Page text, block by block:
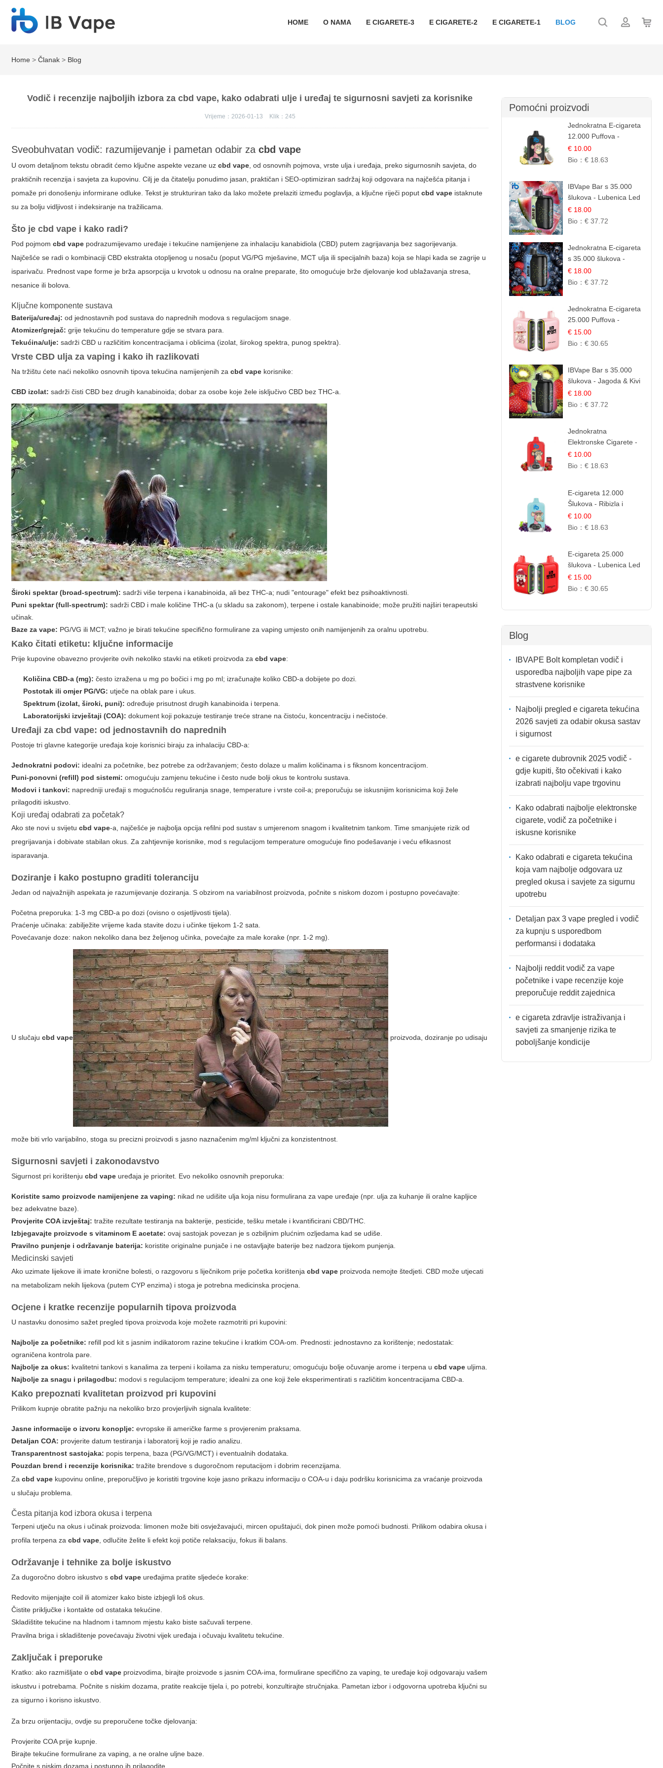
HOME O NAMA E CIGARETE-3 E CIGARETE-2 E CIGARETE-1 BLOG
Home >Članak > Blog
Vodič i recenzije najboljih izbora za cbd vape, kako odabrati ulje i uređaj te sigurnosni savjeti za korisnike
Vrijeme：2026-01-13 Klik： 245
Sveobuhvatan vodič: razumijevanje i pametan odabir zacbd vape
U ovom detaljnom tekstu obradit ćemo ključne aspekte vezane uzcbd vape , od osnovnih pojmova, vrste ulja i uređaja, preko sigurnosnih savjeta, do
praktičnih recenzija i savjeta za kupovinu. Cilj je da čitatelju ponudimo jasan, praktičan i SEO-optimiziran sadržaj koji odgovara na najčešća pitanja i
pomaže pri donošenju informirane odluke. Tekst je strukturiran tako da lako možete prelaziti između poglavlja, a ključne riječi poputcbd vape istaknute
su za bolju vidljivost i indeksiranje na tražilicama.
Što jecbd vape i kako radi?
Pod pojmomcbd vape podrazumijevamo uređaje i tekućine namijenjene za inhalaciju kanabidiola (CBD) putem zagrijavanja bez sagorijevanja.
Najčešće se radi o kombinaciji CBD ekstrakta otopljenog u nosaču (poput VG/PG mješavine, MCT ulja ili specijalnih baza) koja se hlapi kada se zagrije u
isparivaču. Prednostvape forme je brža apsorpcija u krvotok u odnosu na oralne preparate, što omogućuje brže djelovanje kod ublažavanja stresa,
nesanice ili bolova.
Ključne komponente sustava
Baterija/uređaj: od jednostavnih pod sustava do naprednih modova s regulacijom snage.
Atomizer/grejač: grije tekućinu do temperature gdje se stvara para.
Tekućina/ulje: sadrži CBD u različitim koncentracijama i oblicima (izolat, širokog spektra, punog spektra).
Vrste CBD ulja za vaping i kako ih razlikovati
Na tržištu ćete naći nekoliko osnovnih tipova tekućina namijenjenih zacbd vape korisnike:
CBD izolat: sadrži čisti CBD bez drugih kanabinoida; dobar za osobe koje žele isključivo CBD bez THC-a.
Široki spektar (broad-spectrum): sadrži više terpena i kanabinoida, ali bez THC-a; nudi "entourage" efekt bez psihoaktivnosti.
Puni spektar (full-spectrum): sadrži CBD i male količine THC-a (u skladu sa zakonom), terpene i ostale kanabinoide; može pružiti najširi terapeutski
učinak.
Baze za vape: PG/VG ili MCT; važno je birati tekućine specifično formulirane za vaping umjesto onih namijenjenih za oralnu upotrebu.
Kako čitati etiketu: ključne informacije
Prije kupovine obavezno provjerite ovih nekoliko stavki na etiketi proizvoda zacbd vape:
Količina CBD-a (mg): često izražena u mg po bočici i mg po ml; izračunajte koliko CBD-a dobijete po dozi.
Postotak ili omjer PG/VG: utječe na oblak pare i ukus.
Spektrum (izolat, široki, puni): određuje prisutnost drugih kanabinoida i terpena.
Laboratorijski izvještaji (COA): dokument koji pokazuje testiranje treće strane na čistoću, koncentraciju i nečistoće.
Uređaji zacbd vape: od jednostavnih do naprednih
Postoje tri glavne kategorije uređaja koje korisnici biraju za inhalaciju CBD-a:
Jednokratni podovi: idealni za početnike, bez potrebe za održavanjem; često dolaze u malim količinama i s fiksnom koncentracijom.
Puni-ponovni (refill) pod sistemi: omogućuju zamjenu tekućine i često nude bolji okus te kontrolu sustava.
Modovi i tankovi: napredniji uređaji s mogućnošću reguliranja snage, temperature i vrste coil-a; preporučuju se iskusnijim korisnicima koji žele
prilagoditi iskustvo.
Koji uređaj odabrati za početak?
Ako ste novi u svijetucbd vape-a, najčešće je najbolja opcija refilni pod sustav s umjerenom snagom i kvalitetnim tankom. Time smanjujete rizik od
pregrijavanja i dobivate stabilan okus. Za zahtjevnije korisnike, mod s regulacijom temperature omogućuje fino podešavanje i veću efikasnost
isparavanja.
Doziranje i kako postupno graditi toleranciju
Jedan od najvažnijih aspekata je razumijevanje doziranja. S obzirom na variabilnost proizvoda, počnite s niskom dozom i postupno povećavajte:
Početna preporuka: 1-3 mg CBD-a po dozi (ovisno o osjetljivosti tijela).
Praćenje učinaka: zabilježite vrijeme kada stavite dozu i učinke tijekom 1-2 sata.
Povećavanje doze: nakon nekoliko dana bez željenog učinka, povećajte za male korake (npr. 1-2 mg).
U slučajucbd vape proizvoda, doziranje po udisaju
može biti vrlo varijabilno, stoga su precizni proizvodi s jasno naznačenim mg/ml ključni za konzistentnost.
Sigurnosni savjeti i zakonodavstvo
Sigurnost pri korištenjucbd vape uređaja je prioritet. Evo nekoliko osnovnih preporuka:
Koristite samo proizvode namijenjene za vaping: nikad ne udišite ulja koja nisu formulirana za vape uređaje (npr. ulja za kuhanje ili oralne kapljice
bez adekvatne baze).
Provjerite COA izvještaj: tražite rezultate testiranja na bakterije, pesticide, tešku metale i kvantificirani CBD/THC.
Izbjegavajte proizvode s vitaminom E acetate: ovaj sastojak povezan je s ozbiljnim plućnim ozljedama kad se udiše.
Pravilno punjenje i održavanje baterija: koristite originalne punjače i ne ostavljajte baterije bez nadzora tijekom punjenja.
Medicinski savjeti
Ako uzimate lijekove ili imate kronične bolesti, o razgovoru s liječnikom prije početka korištenjacbd vape proizvoda nemojte štedjeti. CBD može utjecati
na metabolizam nekih lijekova (putem CYP enzima) i stoga je potrebna medicinska procjena.
Ocjene i kratke recenzije popularnih tipova proizvoda
U nastavku donosimo sažet pregled tipova proizvoda koje možete razmotriti pri kupovini:
Najbolje za početnike: refill pod kit s jasnim indikatorom razine tekućine i kratkim COA-om. Prednosti: jednostavno za korištenje; nedostatak:
ograničena kontrola pare.
Najbolje za okus: kvalitetni tankovi s kanalima za terpeni i koilama za nisku temperaturu; omogućuju bolje očuvanje arome i terpena ucbd vape uljima.
Najbolje za snagu i prilagodbu: modovi s regulacijom temperature; idealni za one koji žele eksperimentirati s različitim koncentracijama CBD-a.
Kako prepoznati kvalitetan proizvod pri kupovini
Prilikom kupnje obratite pažnju na nekoliko brzo provjerljivih signala kvalitete:
Jasne informacije o izvoru konoplje: evropske ili američke farme s provjerenim praksama.
Detaljan COA: provjerite datum testiranja i laboratorij koji je radio analizu.
Transparentnost sastojaka: popis terpena, baza (PG/VG/MCT) i eventualnih dodataka.
Pouzdan brend i recenzije korisnika: tražite brendove s dugoročnom reputacijom i dobrim recenzijama.
Zacbd vape kupovinu online, preporučljivo je koristiti trgovine koje jasno prikazu informaciju o COA-u i daju podršku korisnicima za vraćanje proizvoda
u slučaju problema.
Česta pitanja kod izbora okusa i terpena
Terpeni utječu na okus i učinak proizvoda: limonen može biti osvježavajući, mircen opuštajući, dok pinen može pomoći budnosti. Prilikom odabira okusa i
profila terpena zacbd vape , odlučite želite li efekt koji potiče relaksaciju, fokus ili balans.
Održavanje i tehnike za bolje iskustvo
Za dugoročno dobro iskustvo scbd vape uređajima pratite sljedeće korake:
Redovito mijenjajte coil ili atomizer kako biste izbjegli loš okus.
Čistite priključke i kontakte od ostataka tekućine.
Skladištite tekućine na hladnom i tamnom mjestu kako biste sačuvali terpene.
Pravilna briga i skladištenje povećavaju životni vijek uređaja i očuvaju kvalitetu tekućine.
Zaključak i preporuke
Kratko: ako razmišljate ocbd vape proizvodima, birajte proizvode s jasnim COA-ima, formulirane specifično za vaping, te uređaje koji odgovaraju vašem
iskustvu i potrebama. Počnite s niskim dozama, pratite reakcije tijela i, po potrebi, konzultirajte stručnjaka. Pametan izbor i odgovorna upotreba ključni su
za sigurno i korisno iskustvo.
Za brzu orijentaciju, ovdje su preporučene točke djelovanja:
Provjerite COA prije kupnje.
Birajte tekućine formulirane za vaping, a ne oralne uljne baze.
Počnite s niskim dozama i postupno ih prilagodite.
Pomoćni proizvodi
Jednokratna E-cigareta
12.000 Puffova -
Ananas i Kokos
Sladoled | Tropski
€ 10.00
Bio： € 18.63
IBVape Bar s 35.000
šlukova - Lubenica Led
| Osježavajući Ljetni
Okus
€ 18.00
Bio： € 37.72
Jednokratna E-cigareta
s 35.000 šlukova -
Kupina & Borovnica |
Intenzivna Mješavina
€ 18.00
Bio： € 37.72
Jednokratna E-cigareta
25.000 Puffova -
Ružičasti Limun |
Osježavajuća Citrusna
€ 15.00
Bio： € 30.65
IBVape Bar s 35.000
šlukova - Jagoda & Kivi
| Osježavajuća Voćna
Mješavina
€ 18.00
Bio： € 37.72
Jednokratna
Elektronske Cigarete -
Red Bull i Jagoda |
IBVape
€ 10.00
Bio： € 18.63
E-cigareta 12.000
Šlukova - Ribizla i
Grožđe | Elegantna
Voćna Kombinacija
€ 10.00
Bio： € 18.63
E-cigareta 25.000
šlukova - Lubenica Led
| Osježavajući Ljetni
Okus
€ 15.00
Bio： € 30.65
Blog
IBVAPE Bolt kompletan vodič i
usporedba najboljih vape pipe za
strastvene korisnike
Najbolji pregled e cigareta tekućina
2026 savjeti za odabir okusa sastav
i sigurnost
e cigarete dubrovnik 2025 vodič -
gdje kupiti, što očekivati i kako
izabrati najbolju vape trgovinu
Kako odabrati najbolje elektronske
cigarete, vodič za početnike i
iskusne korisnike
Kako odabrati e cigareta tekućina
koja vam najbolje odgovara uz
pregled okusa i savjete za sigurnu
upotrebu
Detaljan pax 3 vape pregled i vodič
za kupnju s usporedbom
performansi i dodataka
Najbolji reddit vodič za vape
početnike i vape recenzije koje
preporučuje reddit zajednica
e cigareta zdravlje istraživanja i
savjeti za smanjenje rizika te
poboljšanje kondicije